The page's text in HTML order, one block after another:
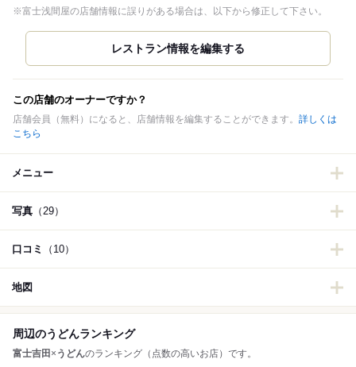
※富士浅間屋の店舗情報に誤りがある場合は、以下から修正して下さい。
この店舗のオーナーですか？
店舗会員（無料）になると、店舗情報を編集することができます。 詳しくは
こちら
メニュー
写真 （29）
口コミ （10）
地図
周辺のうどんランキング
富士吉田 × うどんのランキング（点数の高いお店）です。